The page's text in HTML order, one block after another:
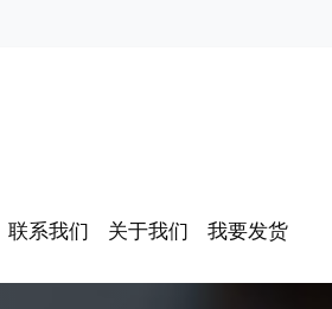
联系我们 关于我们 我要发货